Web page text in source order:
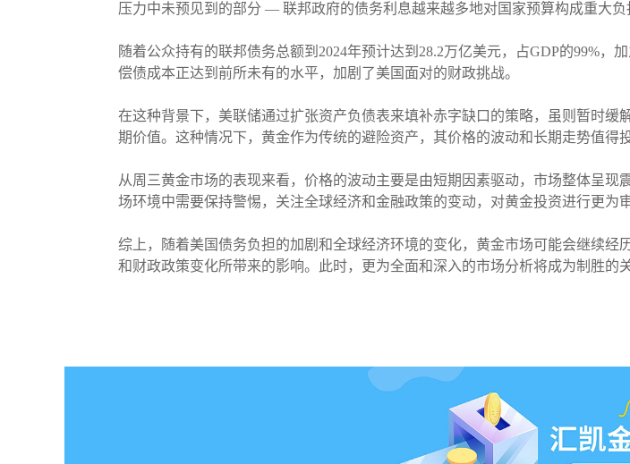
压力中未预见到的部分 — 联邦政府的债务利息越来越多地对国家预算构成重大负
随着公众持有的联邦债务总额到2024年预计达到28.2万亿美元，占GDP的99%
偿债成本正达到前所未有的水平，加剧了美国面对的财政挑战。
在这种背景下，美联储通过扩张资产负债表来填补赤字缺口的策略，虽则暂时
期价值。这种情况下，黄金作为传统的避险资产，其价格的波动和长期走势值得
从周三黄金市场的表现来看，价格的波动主要是由短期因素驱动，市场整体呈
场环境中需要保持警惕，关注全球经济和金融政策的变动，对黄金投资进行更为
综上，随着美国债务负担的加剧和全球经济环境的变化，黄金市场可能会继续
和财政政策变化所带来的影响。此时，更为全面和深入的市场分析将成为制胜的关